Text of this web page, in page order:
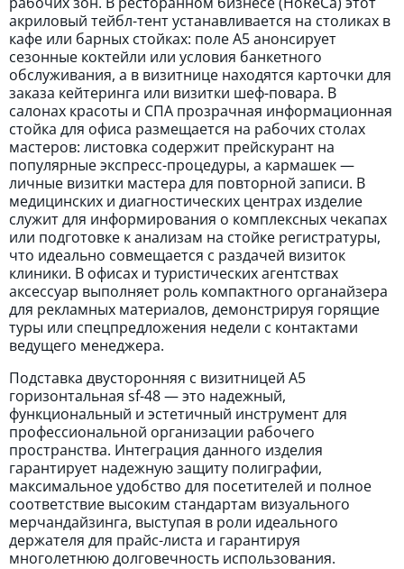
акриловый тейбл-тент устанавливается на столиках в
кафе или барных стойках: поле А5 анонсирует
сезонные коктейли или условия банкетного
обслуживания, а в визитнице находятся карточки для
заказа кейтеринга или визитки шеф-повара. В
салонах красоты и СПА прозрачная информационная
стойка для офиса размещается на рабочих столах
мастеров: листовка содержит прейскурант на
популярные экспресс-процедуры, а кармашек —
личные визитки мастера для повторной записи. В
медицинских и диагностических центрах изделие
служит для информирования о комплексных чекапах
или подготовке к анализам на стойке регистратуры,
что идеально совмещается с раздачей визиток
клиники. В офисах и туристических агентствах
аксессуар выполняет роль компактного органайзера
для рекламных материалов, демонстрируя горящие
туры или спецпредложения недели с контактами
ведущего менеджера.
Подставка двусторонняя с визитницей А5
горизонтальная sf-48 — это надежный,
функциональный и эстетичный инструмент для
профессиональной организации рабочего
пространства. Интеграция данного изделия
гарантирует надежную защиту полиграфии,
максимальное удобство для посетителей и полное
соответствие высоким стандартам визуального
мерчандайзинга, выступая в роли идеального
держателя для прайс-листа и гарантируя
многолетнюю долговечность использования.